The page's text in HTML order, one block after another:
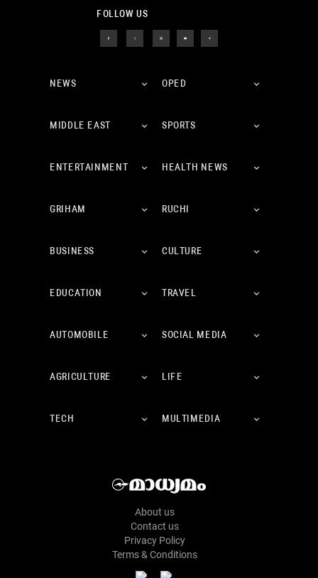
FOLLOW US
NEWS OPED
MIDDLE EAST SPORTS
ENTERTAINMENT HEALTH NEWS
GRIHAM RUCHI
BUSINESS CULTURE
EDUCATION TRAVEL
AUTOMOBILE SOCIAL MEDIA
AGRICULTURE LIFE
TECH MULTIMEDIA
About us
Contact us
Privacy Policy
Terms & Conditions